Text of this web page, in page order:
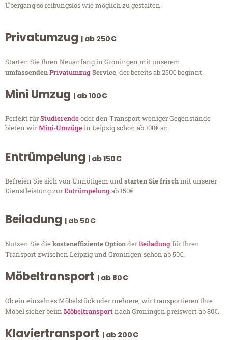
Übergang so reibungslos wie möglich zu gestalten.
Privatumzug | ab 250€
Starten Sie Ihren Neuanfang in Groningen mit unserem
umfassendenPrivatumzugService, der bereits ab 250€ beginnt.
Mini Umzug | ab 100€
Perfekt fürStudierendeoder den Transport weniger Gegenstände
bieten wirMini-Umzügein Leipzig schon ab 100€ an.
Entrümpelung | ab 150€
Befreien Sie sich von Unnötigem undstarten Sie frischmit unserer
Dienstleistung zurEntrümpelungab 150€.
Beiladung | ab 50€
Nutzen Sie diekosteneffiziente OptionderBeiladungfür Ihren
Transport zwischen Leipzig und Groningen schon ab 50€.
Möbeltransport | ab 80€
Ob ein einzelnes Möbelstück oder mehrere, wir transportieren Ihre
Möbel sicher beim Möbeltransportnach Groningen preiswert ab 80€.
Klaviertransport | ab 200€